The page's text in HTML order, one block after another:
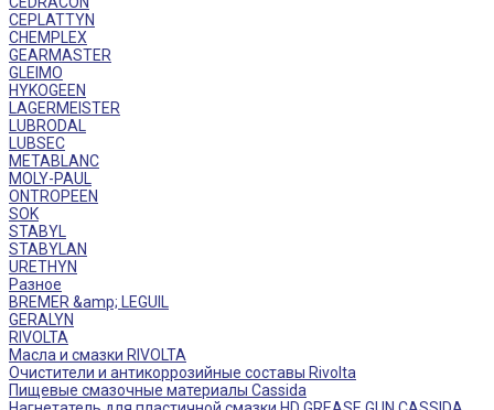
CEPLATTYN
CHEMPLEX
GEARMASTER
GLEIMO
HYKOGEEN
LAGERMEISTER
LUBRODAL
LUBSEC
METABLANC
MOLY-PAUL
ONTROPEEN
SOK
STABYL
STABYLAN
URETHYN
Разное
BREMER &amp; LEGUIL
GERALYN
RIVOLTA
Масла и смазки RIVOLTA
Очистители и антикоррозийные составы Rivolta
Пищевые смазочные материалы Cassida